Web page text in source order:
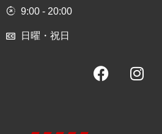
9:00 - 20:00
日曜・祝日